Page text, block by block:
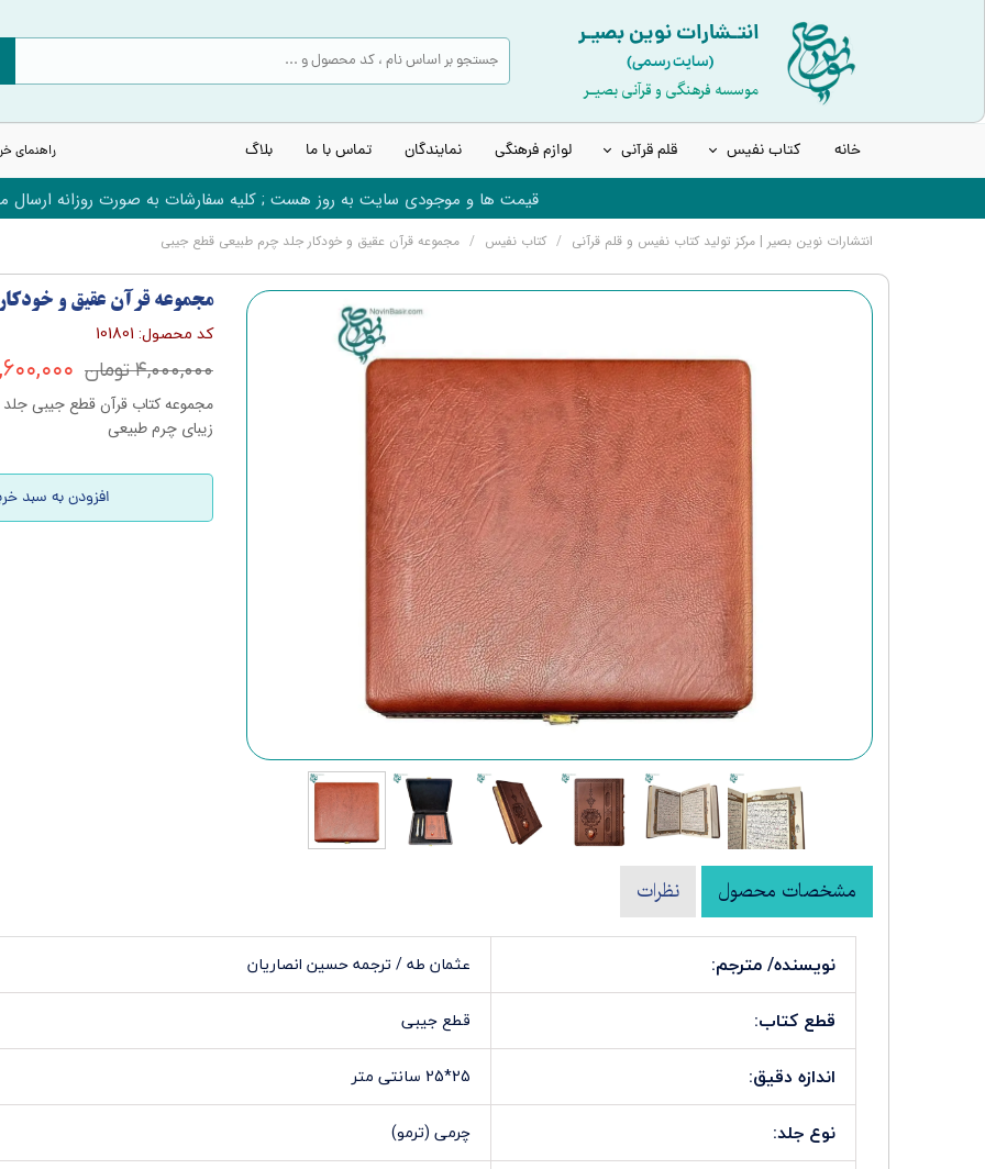
خانه کتاب نفیس
قرآن عروس | قرآن سفید
قرآن های رنگی | بدون قاب
انواع حافظ نفیس
انواع شاهنامه نفیس
انواع مثنوی، بوستان و گلستان
کتب نفیس شعر و ادبیات
قلم قرآنی
انواع قلم هوشمند قرآنی
قلم قرآنی 8 گیگابایت نسل جدید
قلم قرآنی 32 گیگابایت نسل جدید
قلم قرآنی 64 گیگابایت نسل جدید
لوازم جانبی قلم هوشمند قرآنی
لوازم فرهنگی نمایندگان تماس با ما بلاگ راهنمای
انتـشارات نوین بصیـر
موسسه فرهنگی و قرآنی بصیـر
(سایت رسمی)
قیمت ها و موجودی سایت به روز هست ; کلیه سفارشات به صورت روزانه ارسال
انتشارات نوین بصیر | مرکز تولید کتاب نفیس و قلم قرآنی کتاب نفیس مجموعه قرآن عقیق و خودکار جلد چرم طبیعی قطع جیبی
مجموعه قرآن عقیق و
کد محصول: 101801
۴,۰۰۰,۰۰۰ تومان ۳,۶۰۰,۰۰۰
مجموعه کتاب قرآن قطع جیبی جلد
زیبای چرم طبیعی
افزودن به سبد
مشخصات محصول نظرات
نویسنده/ مترجم: عثمان طه / ترجمه حسین انصاریان
قطع کتاب: قطع جیبی
اندازه دقیق: 25*25 سانتی متر
نوع جلد: چرمی (ترمو)